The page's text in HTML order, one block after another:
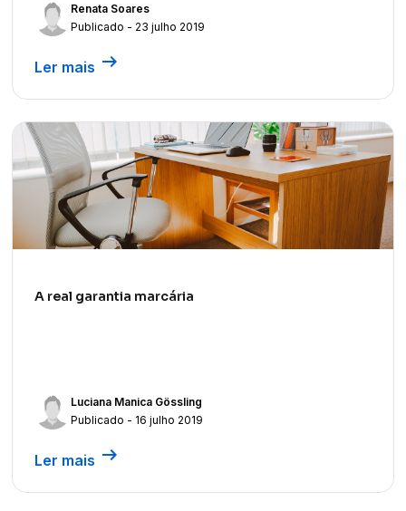
Renata Soares
Publicado - 23 julho 2019
Ler mais arrow_right_alt
A real garantia marcária
Luciana Manica Gössling
Publicado - 16 julho 2019
Ler mais arrow_right_alt